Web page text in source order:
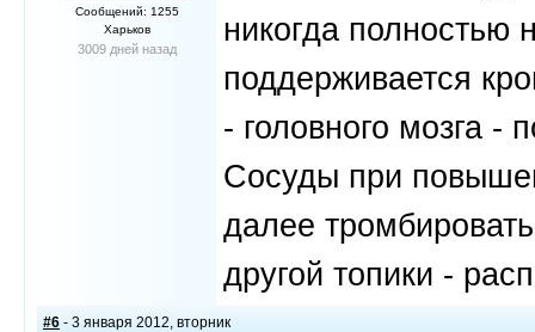
Сообщений: 1255
Харьков
3009 дней назад
никогда полностью
поддерживается
- головного
Сосуды при
далее
другой топики -
#6 - 3 января 2012, вторник